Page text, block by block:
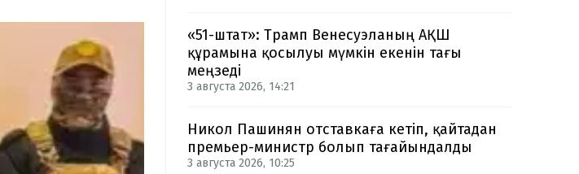
«51-штат»: Трамп Венесуэланың АҚШ
құрамына қосылуы мүмкін екенін тағы
меңзеді
3 августа 2026, 14:21
Никол Пашинян отставкаға кетіп, қайтадан
премьер-министр болып тағайындалды
3 августа 2026, 10:25